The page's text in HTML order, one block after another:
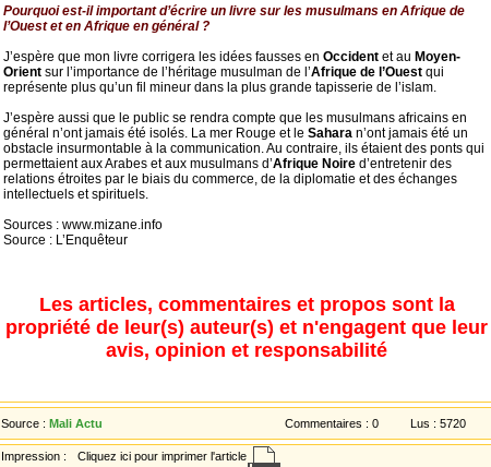
Pourquoi est-il important d’écrire un livre sur les musulmans en Afrique de
l’Ouest et en Afrique en général ?
J’espère que mon livre corrigera les idées fausses en Occident et au Moyen-
Orient sur l’importance de l’héritage musulman de l’Afrique de l’Ouest qui
représente plus qu’un fil mineur dans la plus grande tapisserie de l’islam.
J’espère aussi que le public se rendra compte que les musulmans africains en
général n’ont jamais été isolés. La mer Rouge et le Sahara n’ont jamais été un
obstacle insurmontable à la communication. Au contraire, ils étaient des ponts qui
permettaient aux Arabes et aux musulmans d’Afrique Noire d’entretenir des
relations étroites par le biais du commerce, de la diplomatie et des échanges
intellectuels et spirituels.
Sources : www.mizane.info
Source : L’Enquêteur
Les articles, commentaires et propos sont la
propriété de leur(s) auteur(s) et n'engagent que leur
avis, opinion et responsabilité
Source : Mali Actu Commentaires : 0 Lus : 5720
Impression : Cliquez ici pour imprimer l'article